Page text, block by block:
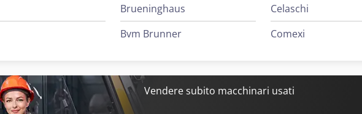
Brueninghaus
Bvm Brunner
Celaschi
Comexi
Vendere subito macchinari usati